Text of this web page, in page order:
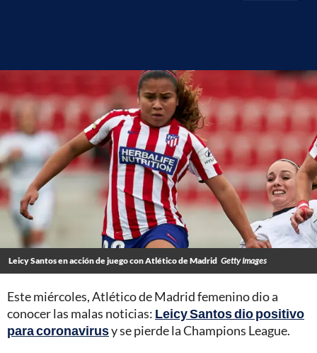
Leicy Santos en acción de juego con Atlético de Madrid Getty Images
Este miércoles, Atlético de Madrid femenino dio a
conocer las malas noticias: Leicy Santos dio positivo
para coronavirusy se pierde la Champions League.